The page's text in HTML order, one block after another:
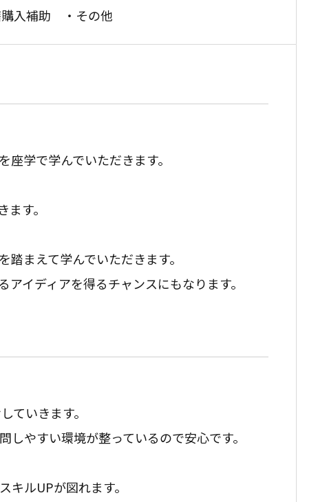
購入補助 ・その他
学で学んでいただきます。
す。
まえて学んでいただきます。
イディアを得るチャンスにもなります。
ていきます。
やすい環境が整っているので安心です。
キルUPが図れます。